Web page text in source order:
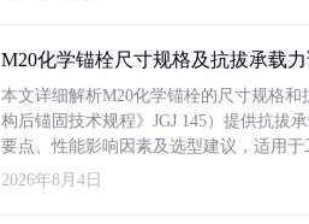
M20化学锚栓尺寸规格及抗拔承载
本文详细解析M20化学锚栓的尺寸规格
构后锚固技术规程》JGJ 145）提供抗拔
要点、性能影响因素及选型建议，适用于
2026年8月4日